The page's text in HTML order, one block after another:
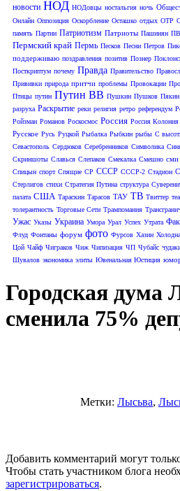
новости НОД НОДовцы ностальгия ночь
Онлайн Оппозиция Оскорбление Осташко отдых ОТР
память Партии Патриотизм Патриоты Пашинян
Пермский край Пермь Песков Песни Петров
поддерживаю поздравления позитив Познер
Посткриптум почему Правда Правительство
Прививки природа притчи проблемы Провокации
Птицы путин Путин ВВ Пушкин Пушков Пякин
разруха Раскрытие реки религия ретро референдум
Ройзман Романов Роскосмос Россия Россия Колония
Русское Русь Руцкой Рыбалка Рыбкин рыбы С
Севастополь Сердюков Серебренников Символика
Скриншоты Славься Слепаков Смекалка Смешно сми
Спицын спорт Спящие СР СССР СССР-2 Стадион
Стерлигов стихи Стратегия Путина структура
палата США Тараскин Тарасов ТАУ ТВ Твиттер
толерантность Торговые Сети Трампомания
Ужас Указы Украина Умора Урал Успех Утрата
Флуд Фонтаны форум фото Фурсов Хазин
Цой Чайф Чиграков Чиж Чипизация ЧП Чубайс
Шувалов экономика элиты Ювенальная Юстиция
Городская дума
сменила 75%
Метки: Лысьва,
Добавить комментарий могут
Чтобы стать участником блога
зарегистрироваться.